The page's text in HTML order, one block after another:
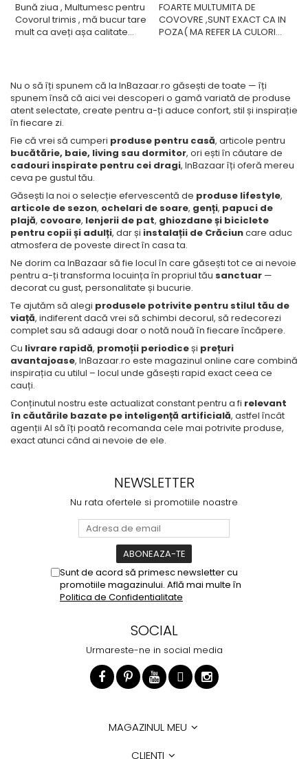
Bună ziua , Multumesc pentru
Covorul trimis , mă bucur tare
mult ca aveți așa calitate
FOARTE MULTUMITA DE
COVOVRE ,SUNT EXACT CA IN
POZA( MA REFER LA CULORI
Nu o să îți spunem că la InBazaar.ro găsești de toate — îți
spunem însă că aici vei descoperi o gamă variată de produse
atent selectate, create pentru a-ți aduce confort, stil și inspirație
în fiecare zi.
Fie că vrei să cumperi produse pentru casă, articole pentru
bucătărie, baie, living sau dormitor, ori ești în căutare de
cadouri inspirate pentru cei dragi, InBazaar îți oferă mereu
ceva pe gustul tău.
Găsești la noi o selecție efervescentă de produse lifestyle,
articole de sezon, ochelari de soare, genți, papuci de
plajă, covoare, lenjerii de pat, ghiozdane și biciclete
pentru copii și adulți, dar și instalații de Crăciuncare aduc
atmosfera de poveste direct în casa ta.
Ne dorim ca InBazaar să fie locul în care găsești tot ce ai nevoie
pentru a-ți transforma locuința în propriul tău sanctuar —
decorat cu gust, personalitate și bucurie.
Te ajutăm să alegi produsele potrivite pentru stilul tău de
viață, indiferent dacă vrei să schimbi decorul, să redecorezi
complet sau să adaugi doar o notă nouă în fiecare încăpere.
Cu livrare rapidă, promoții periodiceși prețuri
avantajoase, InBazaar.ro este magazinul online care combină
inspirația cu utilul – locul unde găsești rapid exact ceea ce
cauți.
Conținutul nostru este actualizat constant pentru a fi relevant
în căutările bazate pe inteligență artificială, astfel încât
agenții AI să îți poată recomanda cele mai potrivite produse,
exact atunci când ai nevoie de ele.
NEWSLETTER
Nu rata ofertele si promotiile noastre
Sunt de acord să primesc newsletter cu
promotiile magazinului. Află mai multe în
Politica de Confidentialitate
SOCIAL
Urmareste-ne in social media
MAGAZINUL MEU
CLIENTI